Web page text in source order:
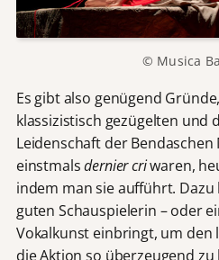
© Musica
Es gibt also genügend
klassizistisch gezügelten und
Leidenschaft der
einstmalsdernier criwaren,
indem man sie aufführt. Dazu
guten Schauspielerin – oder
Vokalkunst einbringt, um den
die Aktion so überzeugend